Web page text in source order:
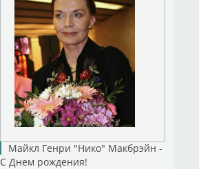
Майкл Генри "Нико" Макбрэйн -
С Днем рождения!